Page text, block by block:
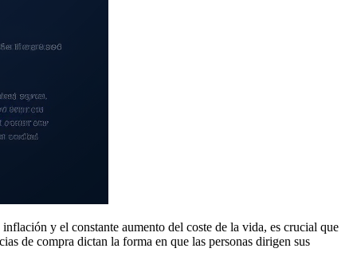
y el constante aumento del coste de la vida, es crucial que
de compra dictan la forma en que las personas dirigen sus